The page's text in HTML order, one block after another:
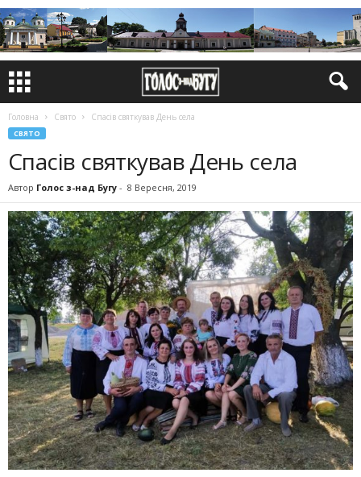
Головна Свято Спасів святкував День села
СВЯТО
Спасів святкував День села
Автор Голос з-над Бугу - 8 Вересня, 2019